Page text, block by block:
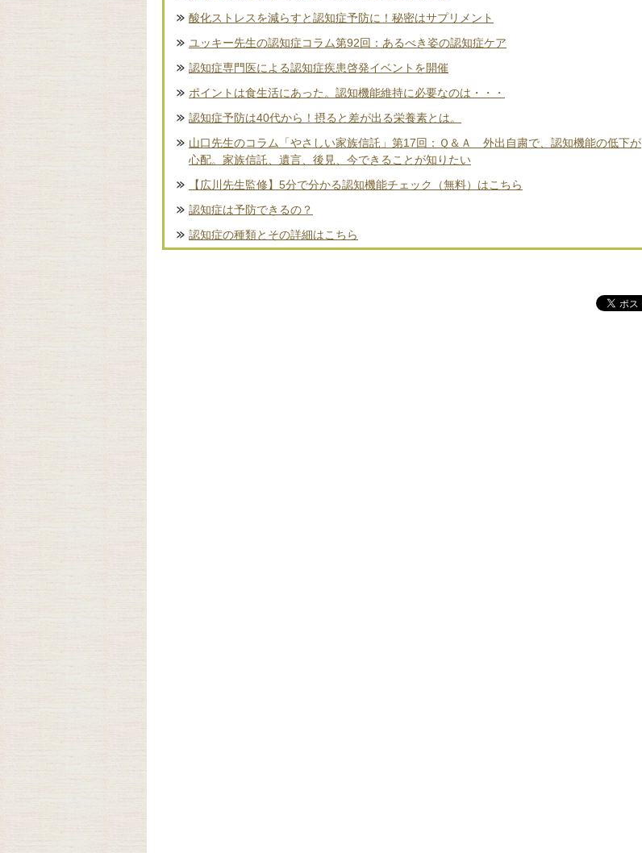
酸化ストレスを減らすと認知症予防に！秘密はサプリメント
ユッキー先生の認知症コラム第92回：あるべき姿の認知症ケア
認知症専門医による認知症疾患啓発イベントを開催
ポイントは食生活にあった。認知機能維持に必要なのは・・・
認知症予防は40代から！摂ると差が出る栄養素とは。
山口先生のコラム「やさしい家族信託」第17回：Ｑ＆Ａ 外出自粛で、認知機能の低下が
心配。家族信託、遺言、後見、今できることが知りたい
【広川先生監修】5分で分かる認知機能チェック（無料）はこちら
認知症は予防できるの？
認知症の種類とその詳細はこちら